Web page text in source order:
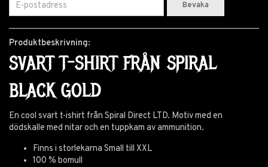
Bevaka
Produktbeskrivning:
SVART T-SHIRT FRÅN SPIRAL
BLACK GOLD
En cool svart t-ishirt från Spiral Direct LTD. Motiv med en
dödskalle med nitar och en tuppkam av ammunition.
Finns i storlekarna Small till XXL
100 % bomull